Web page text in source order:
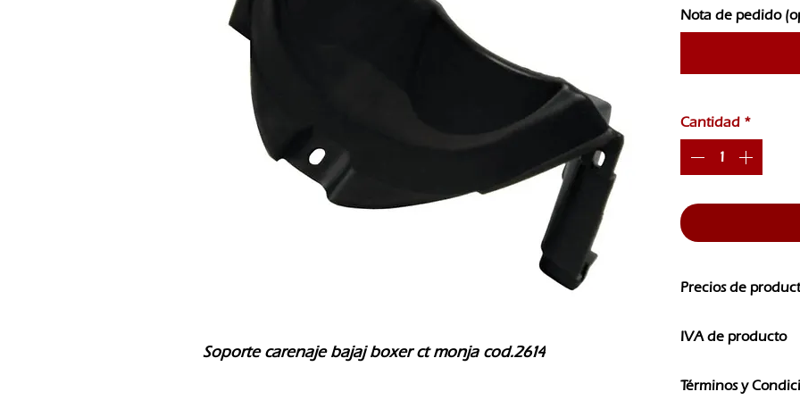
Soporte carenaje bajaj boxer ct monja cod.2614
Nota de pedido
Cantidad *
Precios de
CAMBIOS SIN
IVA de producto
IVA
Términos y